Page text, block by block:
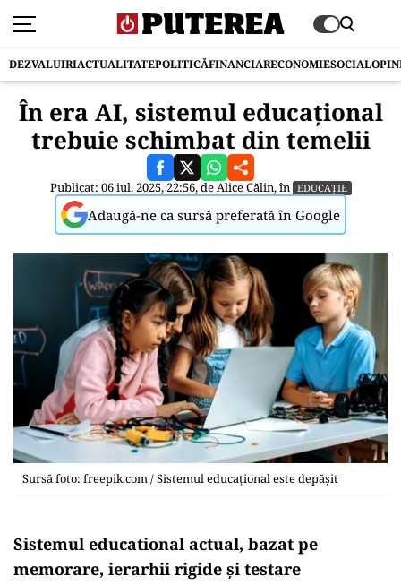
DEZVALUIRIACTUALITATEPOLITICĂFINANCIARECONOMIESOCIAL
În era AI, sistemul educațional
trebuie schimbat din temelii
Publicat: 06 iul. 2025, 22:56, deAlice Călin, în EDUCAȚIE
Adaugă-ne ca sursă preferată în Google
Sursă foto: freepik.com / Sistemul educațional este depășit
Sistemul educational actual, bazat pe
memorare, ierarhii rigide și testare